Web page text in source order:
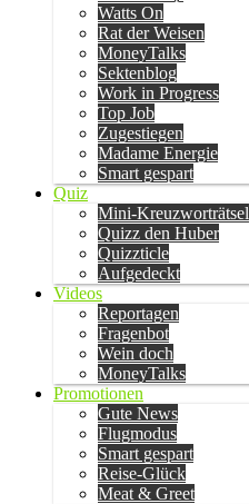
Watts On
Rat der Weisen
MoneyTalks
Sektenblog
Work in Progress
Top Job
Zugestiegen
Madame Energie
Smart gespart
Quiz
Mini-Kreuzworträtsel
Quizz den Huber
Quizzticle
Aufgedeckt
Videos
Reportagen
Fragenbot
Wein doch
MoneyTalks
Promotionen
Gute News
Flugmodus
Smart gespart
Reise-Glück
Meat & Greet